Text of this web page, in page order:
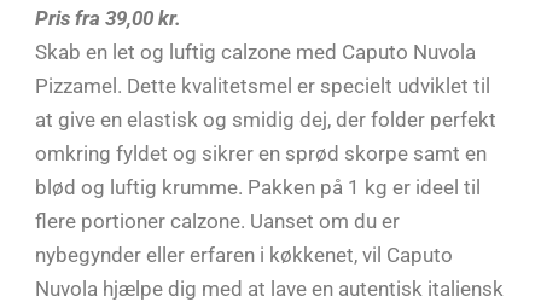
Pris fra 39,00 kr.
Skab en let og luftig calzone med Caputo Nuvola
Pizzamel. Dette kvalitetsmel er specielt udviklet til
at give en elastisk og smidig dej, der folder perfekt
omkring fyldet og sikrer en sprød skorpe samt en
blød og luftig krumme. Pakken på 1 kg er ideel til
flere portioner calzone. Uanset om du er
nybegynder eller erfaren i køkkenet, vil Caputo
Nuvola hjælpe dig med at lave en autentisk italiensk